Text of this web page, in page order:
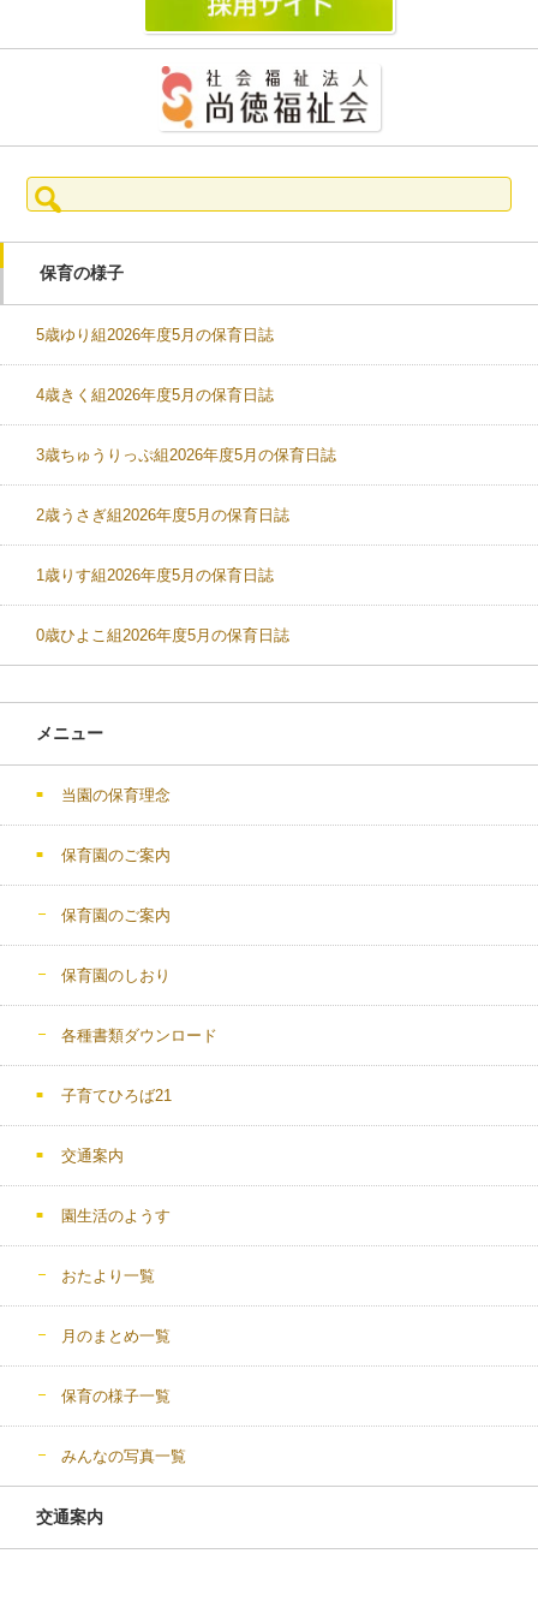
検
索:
保育の様子
5歳ゆり組2026年度5月の保育日誌
4歳きく組2026年度5月の保育日誌
3歳ちゅうりっぷ組2026年度5月の保育日誌
2歳うさぎ組2026年度5月の保育日誌
1歳りす組2026年度5月の保育日誌
0歳ひよこ組2026年度5月の保育日誌
メニュー
当園の保育理念
保育園のご案内
保育園のご案内
保育園のしおり
各種書類ダウンロード
子育てひろば21
交通案内
園生活のようす
おたより一覧
月のまとめ一覧
保育の様子一覧
みんなの写真一覧
交通案内